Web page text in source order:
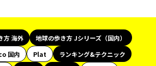
方 海外
地球の歩き方 Jシリーズ（国内）
国内 Plat
ランキング&テクニック